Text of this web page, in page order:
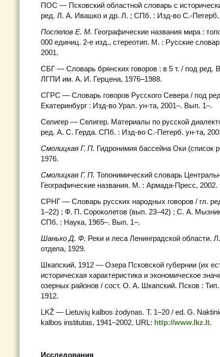
ПОС — Псковский областной словарь с
ред. Л. А. Ивашко и др. Л. ; СПб. : Изд-во С.-Петерб.
Поспелов Е. М. Географические названия мира :
000 единиц. 2-е изд., стереотип. М. : Русские
2001.
СБГ — Словарь брянских говоров : в 5 т. / под ред.
ЛГПИ им. А. И. Герцена, 1976–1988.
СГРС — Словарь говоров Русского Севера / под
Екатеринбург : Изд-во Урал. ун-та, 2001–. Вып. 1–.
Селигер — Селигер. Материалы по русской
ред. А. С. Герда. СПб. : Изд-во С.-Петерб. ун-та,
Смолицкая Г. П. Гидронимия бассейна Оки (список
1976.
Смолицкая Г. П. Топонимический словарь
Географические названия. М. : Армада-Пресс, 2002.
СРНГ — Словарь русских народных говоров / гл.
1–22) ; Ф. П. Сороколетов (вып. 23–42) ; С. А.
СПб. : Наука, 1965–. Вып. 1–.
Шанько Д. Ф. Реки и леса Ленинградской области.
отдела, 1929.
Шкапский, 1912 — Озера Псковской губернии (их
историческая характеристика и экономическое
озерных районов / сост. О. А. Шкапский. Псков :
1912.
LKŽ — Lietuvių kalbos żodynas. T. 1–20 / ed. G.
kalbos institutas, 1941–2002. URL: http://www.lkz.lt.
Исследования